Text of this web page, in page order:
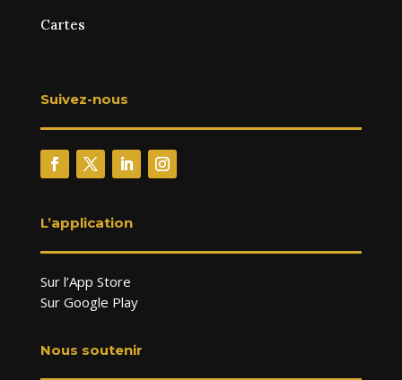
Cartes
Suivez-nous
L’application
Sur l’App Store
Sur Google Play
Nous soutenir